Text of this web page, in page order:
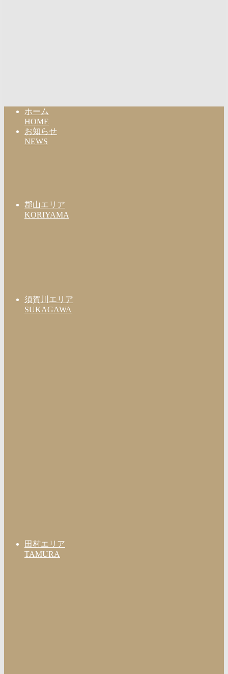
ホーム
HOME
お知らせ
NEWS
郡山エリア
KORIYAMA
須賀川エリア
SUKAGAWA
田村エリア
TAMURA